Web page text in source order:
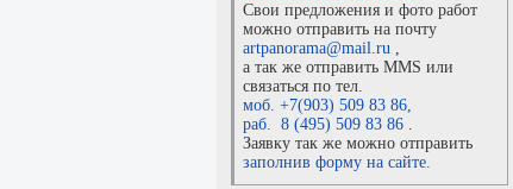
Свои предложения и фото работ
можно отправить на почту
artpanorama@mail.ru ,
а так же отправить MMS или
связаться по тел.
моб. +7(903) 509 83 86,
раб. 8 (495) 509 83 86 .
Заявку так же можно отправить
заполнив форму на сайте.